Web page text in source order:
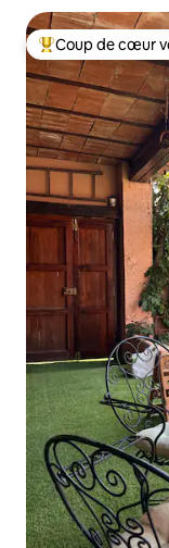
Coups de cœur
Coup de cœur